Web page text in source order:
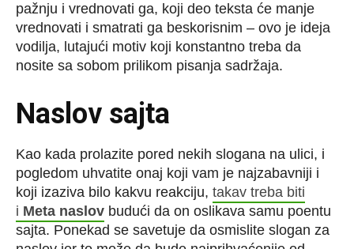
pažnju i vrednovati ga, koji deo teksta će manje
vrednovati i smatrati ga beskorisnim – ovo je ideja
vodilja, lutajući motiv koji konstantno treba da
nosite sa sobom prilikom pisanja sadržaja.
Naslov sajta
Kao kada prolazite pored nekih slogana na ulici, i
pogledom uhvatite onaj koji vam je najzabavniji i
koji izaziva bilo kakvu reakciju, takav treba biti
i Meta naslov budući da on oslikava samu poentu
sajta. Ponekad se savetuje da osmislite slogan za